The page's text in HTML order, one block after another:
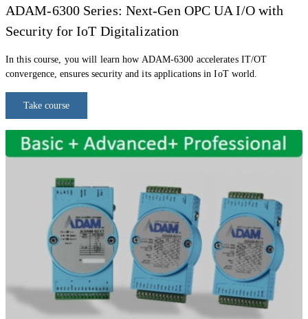
ADAM-6300 Series: Next-Gen OPC UA I/O with
Security for IoT Digitalization
In this course, you will learnhow ADAM-6300 accelerates IT/OT
convergence, ensures security and its applications inIoT world.
Take course